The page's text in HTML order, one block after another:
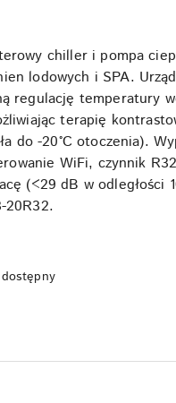
chiller i pompa
lodowych i SPA.
regulację temperatury
terapię
do -20°C otoczenia).
WiFi, czynnik
(<29 dB w odległości
20R32.